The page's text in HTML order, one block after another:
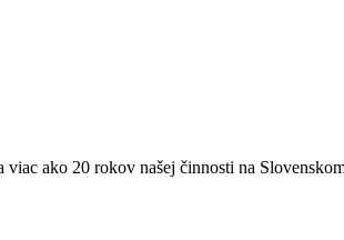
ako 20 rokov našej činnosti na